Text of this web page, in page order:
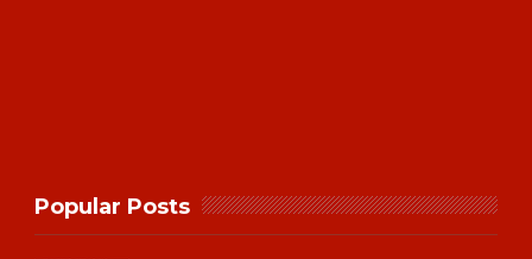
Popular Posts